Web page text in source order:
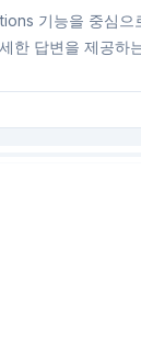
기능을 중심으
한 답변을 제공하
에서도 사용 가능